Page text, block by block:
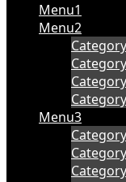
Menu1
Menu2
Menu3